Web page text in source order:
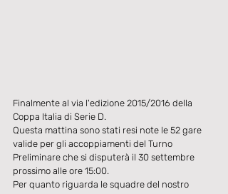
Finalmente al via l'edizione 2015/2016 della
Coppa Italia di Serie D.
Questa mattina sono stati resi note le 52 gare
valide per gli accoppiamenti del Turno
Preliminare che si disputerà il 30 settembre
prossimo alle ore 15:00.
Per quanto riguarda le squadre del nostro